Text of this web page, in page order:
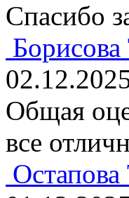
Спасибо
Борисова
Общая
все
Остапова